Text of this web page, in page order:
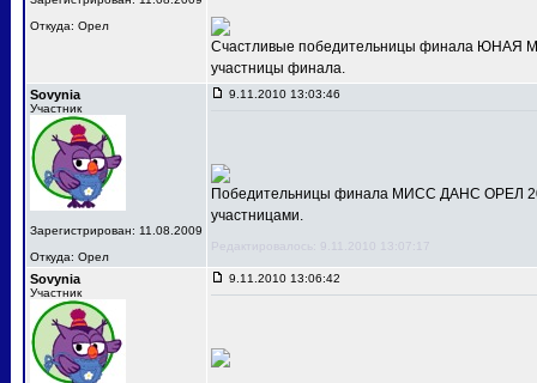
Откуда: Орел
Счастливые победительницы финала ЮНАЯ
участницы финала.
Sovynia
Участник
Зарегистрирован: 11.08.2009
Откуда: Орел
9.11.2010 13:03:46
Победительницы финала МИСС ДАНС ОРЕЛ
участницами.
Редактировалось: 9.11.2010 13:07:17
Sovynia
Участник
9.11.2010 13:06:42